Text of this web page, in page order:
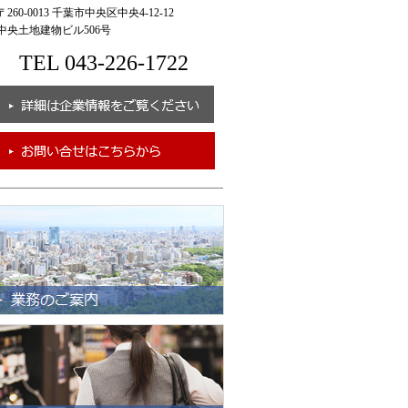
0013 千葉市中央区中央4-12-12
土地建物ビル506号
TEL 043-226-1722